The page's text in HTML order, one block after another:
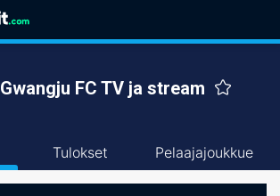
Gwangju FC TV ja stream
Tulokset Pelaajajoukkue